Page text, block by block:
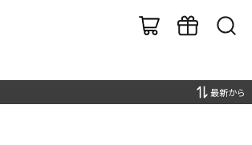
最新から